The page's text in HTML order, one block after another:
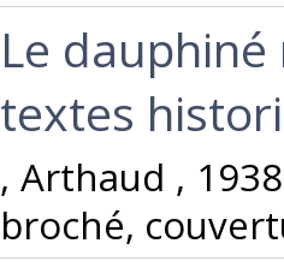
‎Le
textes
‎, Arthaud ,
broché,